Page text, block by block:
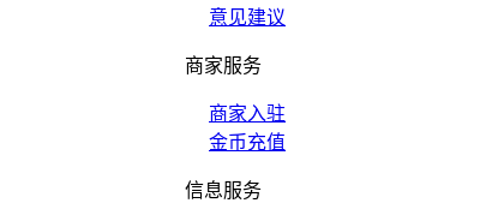
意见建议
商家服务
商家入驻
金币充值
信息服务